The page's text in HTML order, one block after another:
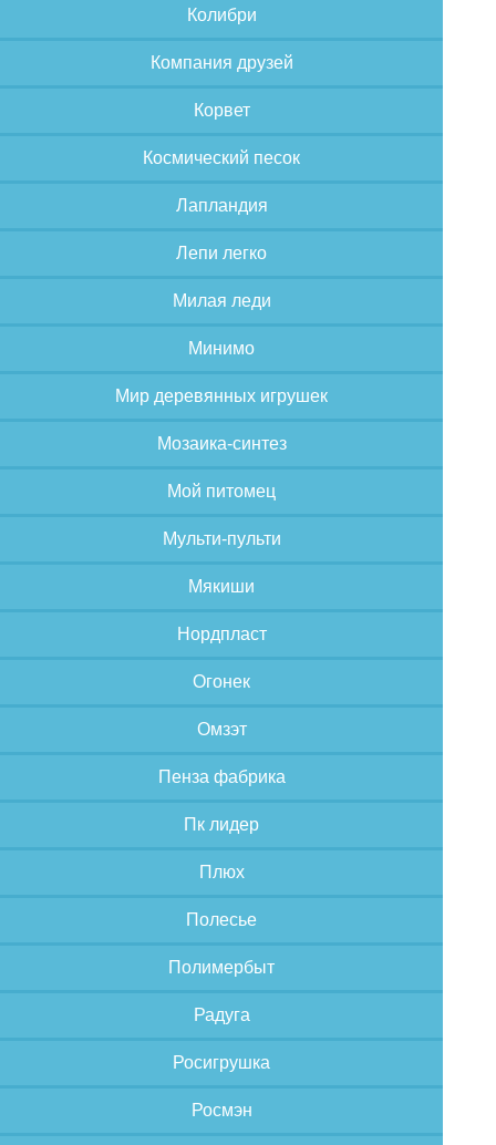
Колибри
Компания друзей
Корвет
Космический песок
Лапландия
Лепи легко
Милая леди
Минимо
Мир деревянных игрушек
Мозаика-синтез
Мой питомец
Мульти-пульти
Мякиши
Нордпласт
Огонек
Омзэт
Пенза фабрика
Пк лидер
Плюх
Полесье
Полимербыт
Радуга
Росигрушка
Росмэн